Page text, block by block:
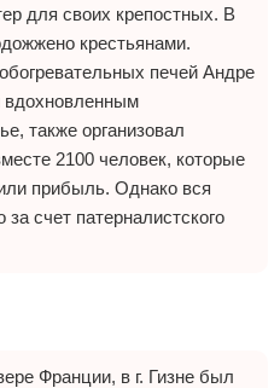
для своих крепостных. В
крестьянами.
печей Андре
вдохновленным
также организовал
2100 человек, которые
прибыль. Однако вся
счет патерналистского
Франции, в г. Гизне был